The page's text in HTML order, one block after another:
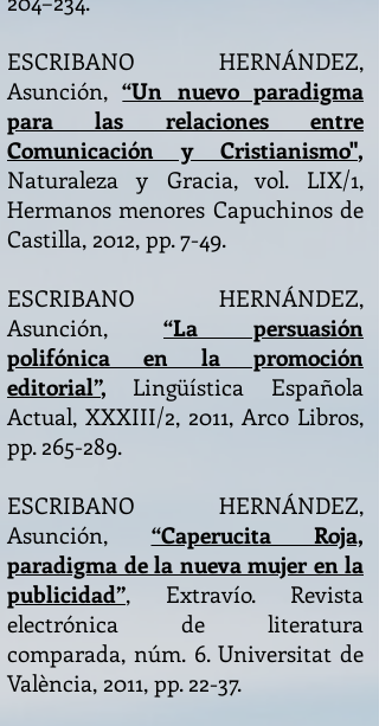
ESCRIBANO HERNÁNDEZ,
Asunción,“Un nuevo paradigma
para las relaciones entre
Comunicación y Cristianismo",
Naturaleza y Gracia, vol. LIX/1,
Hermanos menores Capuchinos de
Castilla, 2012, pp. 7-49.
ESCRIBANO HERNÁNDEZ,
Asunción,
“La persuasión
polifónica en la promoción
editorial”, Lingüística Española
Actual, XXXIII/2, 2011, Arco Libros,
pp. 265-289.
ESCRIBANO HERNÁNDEZ,
Asunción, “Caperucita Roja,
paradigma de la nueva mujer en la
publicidad”, Extravío. Revista
electrónica de literatura
comparada, núm. 6. Universitat de
València, 2011, pp. 22-37.